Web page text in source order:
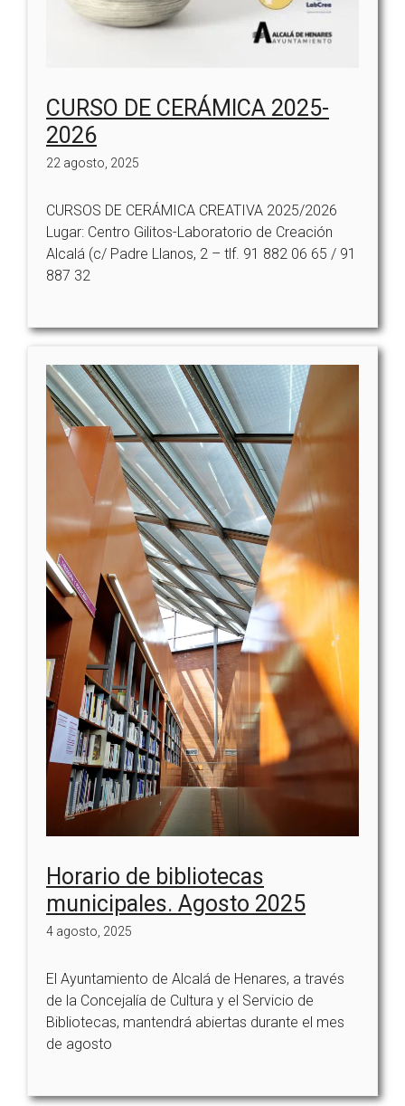
CURSO DE CERÁMICA 2025-
2026
22 agosto, 2025
CURSOS DE CERÁMICA CREATIVA 2025/2026
Lugar: Centro Gilitos-Laboratorio de Creación
Alcalá (c/ Padre Llanos, 2 – tlf. 91 882 06 65 / 91
887 32
Horario de bibliotecas
municipales. Agosto 2025
4 agosto, 2025
El Ayuntamiento de Alcalá de Henares, a través
de la Concejalía de Cultura y el Servicio de
Bibliotecas, mantendrá abiertas durante el mes
de agosto